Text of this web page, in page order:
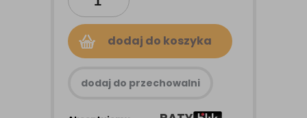
dodaj do koszyka
dodaj do przechowalni